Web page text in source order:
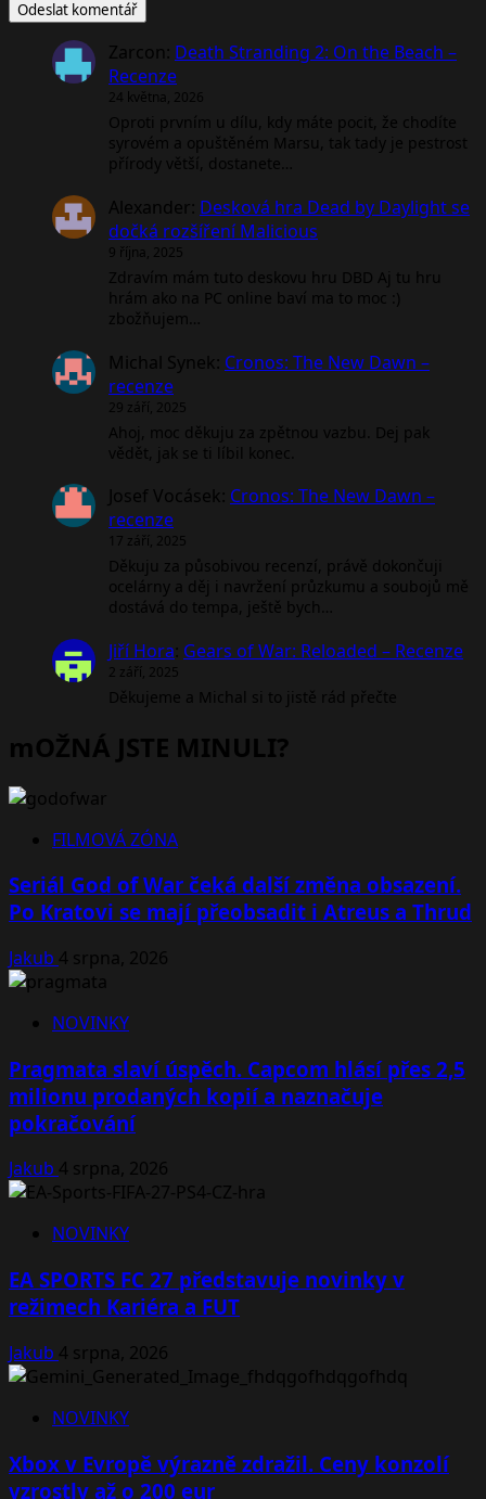
Zarcon: Death Stranding 2: On the Beach –
Recenze
24 května, 2026
Oproti prvním u dílu, kdy máte pocit, že chodíte
syrovém a opuštěném Marsu, tak tady je pestrost
přírody větší, dostanete…
Alexander: Desková hra Dead by Daylight se
dočká rozšíření Malicious
9 října, 2025
Zdravím mám tuto deskovu hru DBD Aj tu hru
hrám ako na PC online baví ma to moc :)
zbožňujem…
Michal Synek: Cronos: The New Dawn –
recenze
29 září, 2025
Ahoj, moc děkuju za zpětnou vazbu. Dej pak
vědět, jak se ti líbil konec.
Josef Vocásek: Cronos: The New Dawn –
recenze
17 září, 2025
Děkuju za působivou recenzí, právě dokončuji
ocelárny a děj i navržení průzkumu a soubojů mě
dostává do tempa, ještě bych…
Jiří Hora: Gears of War: Reloaded – Recenze
2 září, 2025
Děkujeme a Michal si to jistě rád přečte
mOŽNÁ JSTE MINULI?
FILMOVÁ ZÓNA
Seriál God of War čeká další změna obsazení.
Po Kratovi se mají přeobsadit i Atreus a Thrud
Jakub 4 srpna, 2026
NOVINKY
Pragmata slaví úspěch. Capcom hlásí přes 2,5
milionu prodaných kopií a naznačuje
pokračování
Jakub 4 srpna, 2026
NOVINKY
EA SPORTS FC 27 představuje novinky v
režimech Kariéra a FUT
Jakub 4 srpna, 2026
NOVINKY
Xbox v Evropě výrazně zdražil. Ceny konzolí
vzrostly až o 200 eur